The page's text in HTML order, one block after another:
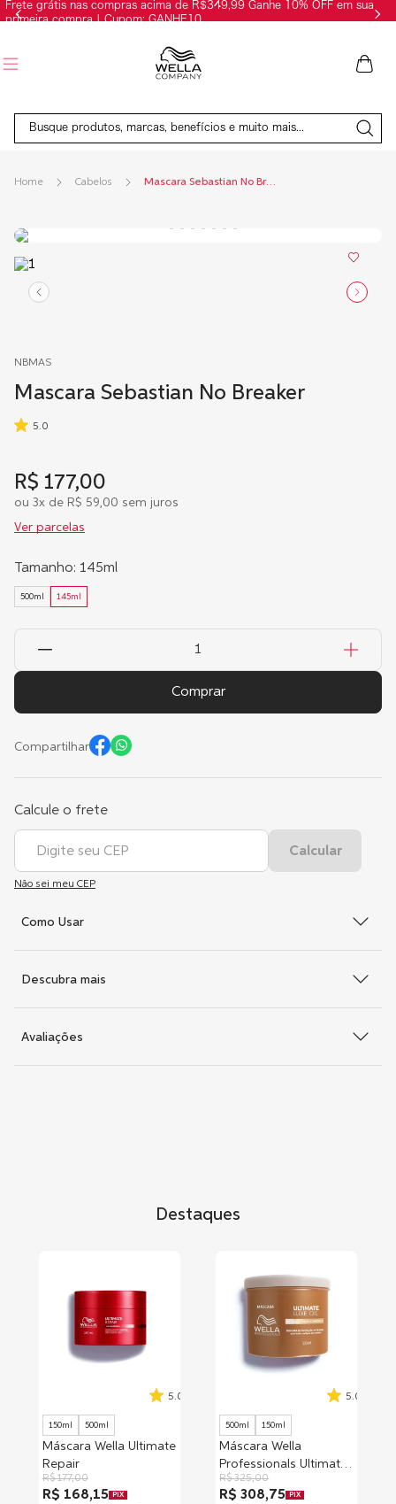
Frete grátis nas compras acima de R$349,99 Ganhe 10% OFF em sua
primeira compra | Cupom: GANHE10
Busque produtos, marcas, benefícios e muito mais...
Cabelos Mascara Sebastian No Breaker
NBMAS
Mascara Sebastian No Breaker
5.0
R$ 177,00
ou 3x de R$ 59,00 sem juros
Ver parcelas
Tamanho: 145ml
500ml 145ml
Comprar
Compartilhar
Não sei meu CEP
Como Usar
Descubra mais
Avaliações
Destaques
5.0
150ml 500ml
Máscara Wella Ultimate
Repair
R$ 177,00
R$ 168,15 PIX
5.0
500ml 150ml
Máscara Wella
Professionals Ultimate
Luxe Oil
R$ 325,00
R$ 308,75 PIX